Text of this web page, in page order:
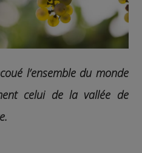
l’ensemble du monde
celui de la vallée de